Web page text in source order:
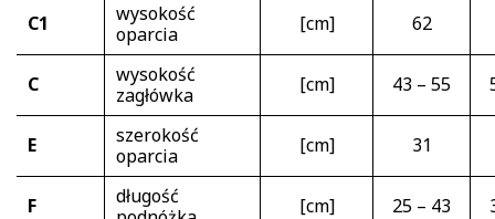
C1
wysokość
oparcia
[cm] 62
C
wysokość
zagłówka
[cm] 43 – 55
E
szerokość
oparcia
[cm] 31
F
długość
[cm] 25 – 43